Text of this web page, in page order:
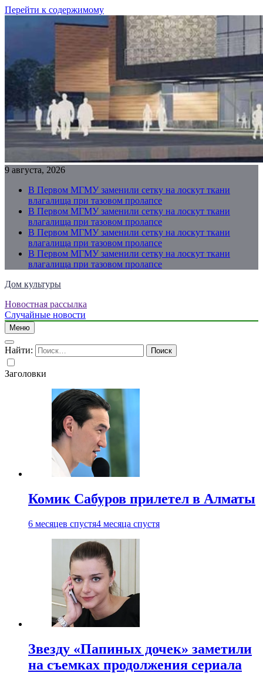
Перейти к содержимому
9 августа, 2026
В Первом МГМУ заменили сетку на лоскут ткани
влагалища при тазовом пролапсе
В Первом МГМУ заменили сетку на лоскут ткани
влагалища при тазовом пролапсе
В Первом МГМУ заменили сетку на лоскут ткани
влагалища при тазовом пролапсе
В Первом МГМУ заменили сетку на лоскут ткани
влагалища при тазовом пролапсе
Дом культуры
Just another WordPress site
Новостная рассылка
Случайные новости
Меню
Найти:
Заголовки
Комик Сабуров прилетел в Алматы
6 месяцев спустя4 месяца спустя
Звезду «Папиных дочек» заметили
на съемках продолжения сериала